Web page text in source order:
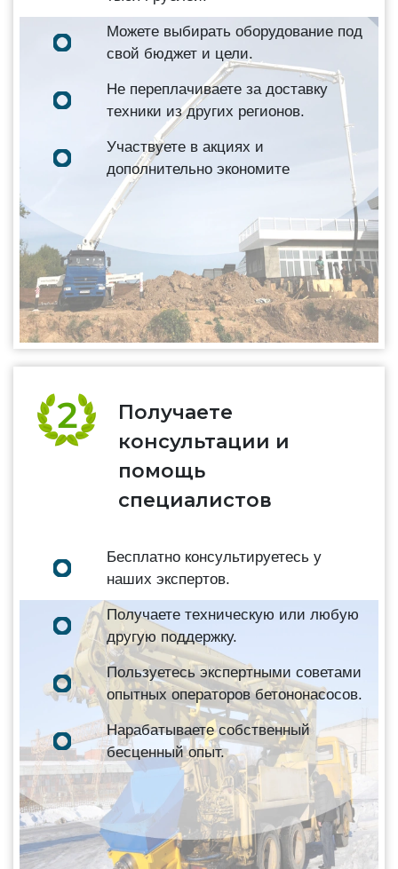
Можете выбирать оборудование под
свой бюджет и цели.
Не переплачиваете за доставку
техники из других регионов.
Участвуете в акциях и
дополнительно экономите
Получаете
консультации и
помощь
специалистов
Бесплатно консультируетесь у
наших экспертов.
Получаете техническую или любую
другую поддержку.
Пользуетесь экспертными советами
опытных операторов бетононасосов.
Нарабатываете собственный
бесценный опыт.